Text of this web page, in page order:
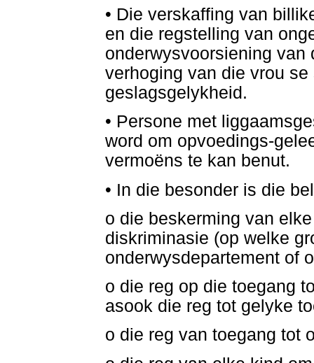
• Die verskaffing van
en die regstelling van
onderwysvoorsiening van
verhoging van die vrou
geslagsgelykheid.
• Persone met
word om opvoedings-
vermoëns te kan benut.
• In die besonder is die
o die beskerming van
diskriminasie (op welke
onderwysdepartement of
o die reg op die toegang
asook die reg tot gelyke
o die reg van toegang tot